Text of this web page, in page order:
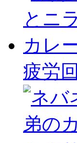
疲労